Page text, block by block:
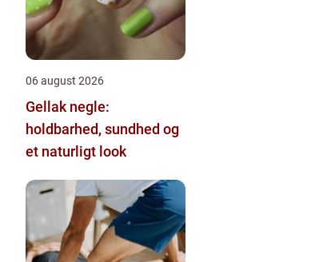
06 august 2026
Gellak negle:
holdbarhed, sundhed og
et naturligt look